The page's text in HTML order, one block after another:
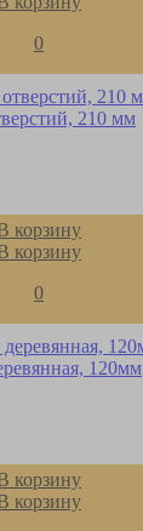
0
210 мм
корзину
корзину
0
120мм
корзину
корзину